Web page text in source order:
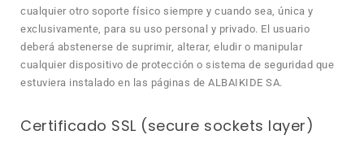
cualquier otro soporte físico siempre y cuando sea, única y
exclusivamente, para su uso personal y privado. El usuario
deberá abstenerse de suprimir, alterar, eludir o manipular
cualquier dispositivo de protección o sistema de seguridad que
estuviera instalado en las páginas de ALBAIKIDE SA.
Certificado SSL (secure sockets layer)